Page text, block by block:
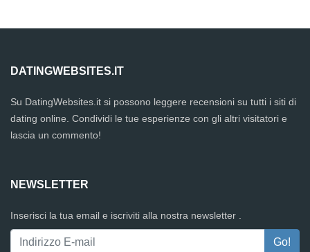
DATINGWEBSITES.IT
Su DatingWebsites.it si possono leggere recensioni su tutti i siti di
dating online. Condividi le tue esperienze con gli altri visitatori e
lascia un commento!
NEWSLETTER
Inserisci la tua email e iscriviti alla nostra newsletter .